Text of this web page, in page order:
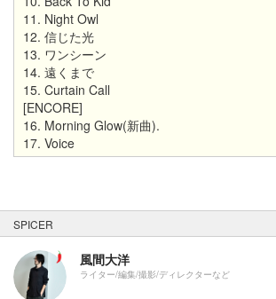
11. Night Owl
12. 信じた光
13. ワンシーン
14. 遠くまで
15. Curtain Call
[ENCORE]
16. Morning Glow(新曲).
17. Voice
SPICER
風間大洋
ライター/編集/撮影/ディレクターなど